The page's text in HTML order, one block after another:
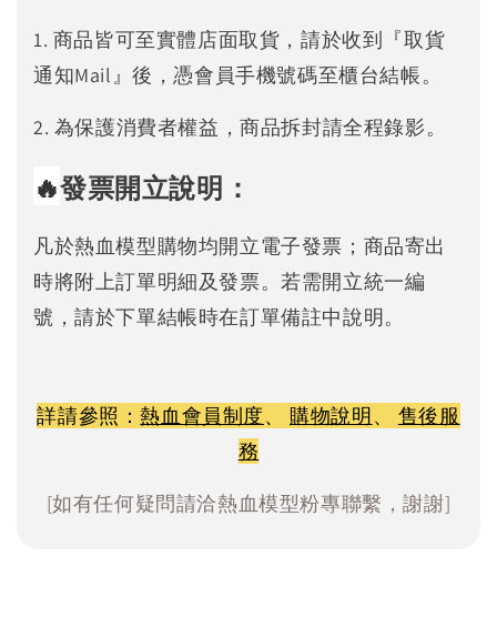
1. 商品皆可至實體店面取貨，請於收到『取貨
通知Mail』後，憑會員手機號碼至櫃台結帳。
2. 為保護消費者權益，商品拆封請全程錄影。
🔥發票開立說明：
凡於熱血模型購物均開立電子發票；商品寄出
時將附上訂單明細及發票。若需開立統一編
號，請於下單結帳時在訂單備註中說明。
詳請參照：熱血會員制度、 購物說明、 售後服
務
[如有任何疑問請洽熱血模型粉專聯繫，謝謝]